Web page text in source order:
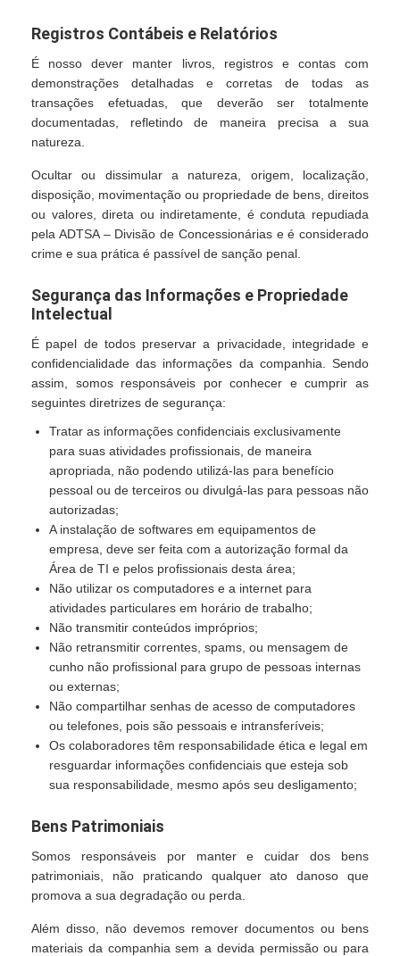
Registros Contábeis e Relatórios
É nosso dever manter livros, registros e contas com
demonstrações detalhadas e corretas de todas as
transações efetuadas, que deverão ser totalmente
documentadas, refletindo de maneira precisa a sua
natureza.
Ocultar ou dissimular a natureza, origem, localização,
disposição, movimentação ou propriedade de bens, direitos
ou valores, direta ou indiretamente, é conduta repudiada
pela ADTSA – Divisão de Concessionárias e é considerado
crime e sua prática é passível de sanção penal.
Segurança das Informações e Propriedade
Intelectual
É papel de todos preservar a privacidade, integridade e
confidencialidade das informações da companhia. Sendo
assim, somos responsáveis por conhecer e cumprir as
seguintes diretrizes de segurança:
Tratar as informações confidenciais exclusivamente
para suas atividades profissionais, de maneira
apropriada, não podendo utilizá-las para benefício
pessoal ou de terceiros ou divulgá-las para pessoas não
autorizadas;
A instalação de softwares em equipamentos de
empresa, deve ser feita com a autorização formal da
Área de TI e pelos profissionais desta área;
Não utilizar os computadores e a internet para
atividades particulares em horário de trabalho;
Não transmitir conteúdos impróprios;
Não retransmitir correntes, spams, ou mensagem de
cunho não profissional para grupo de pessoas internas
ou externas;
Não compartilhar senhas de acesso de computadores
ou telefones, pois são pessoais e intransferíveis;
Os colaboradores têm responsabilidade ética e legal em
resguardar informações confidenciais que esteja sob
sua responsabilidade, mesmo após seu desligamento;
Bens Patrimoniais
Somos responsáveis por manter e cuidar dos bens
patrimoniais, não praticando qualquer ato danoso que
promova a sua degradação ou perda.
Além disso, não devemos remover documentos ou bens
materiais da companhia sem a devida permissão ou para